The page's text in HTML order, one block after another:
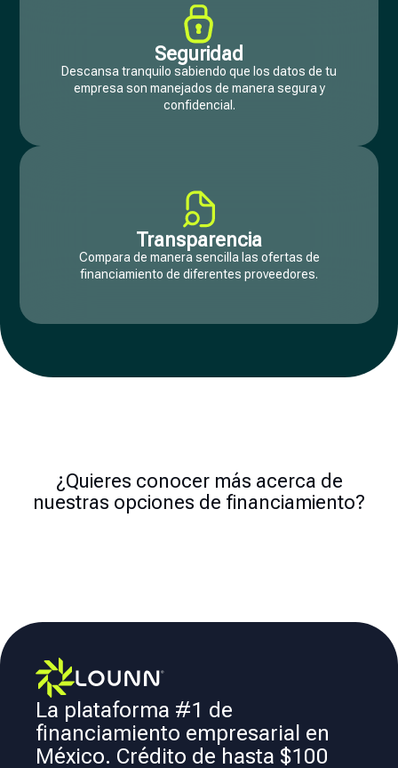
Seguridad
Descansa tranquilo sabiendo que los datos de tu
empresa son manejados de manera segura y
confidencial.
Transparencia
Compara de manera sencilla las ofertas de
financiamiento de diferentes proveedores.
¿Quieres conocer más acerca de
nuestras opciones de financiamiento?
La plataforma #1 de
financiamiento empresarial en
México. Crédito de hasta $100